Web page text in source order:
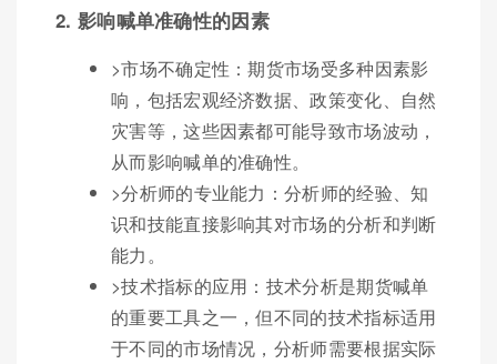
2. 影响喊单准确性的因素
>市场不确定性：期货市场受多种因素影
响，包括宏观经济数据、政策变化、自然
灾害等，这些因素都可能导致市场波动，
从而影响喊单的准确性。
>分析师的专业能力：分析师的经验、知
识和技能直接影响其对市场的分析和判断
能力。
>技术指标的应用：技术分析是期货喊单
的重要工具之一，但不同的技术指标适用
于不同的市场情况，分析师需要根据实际